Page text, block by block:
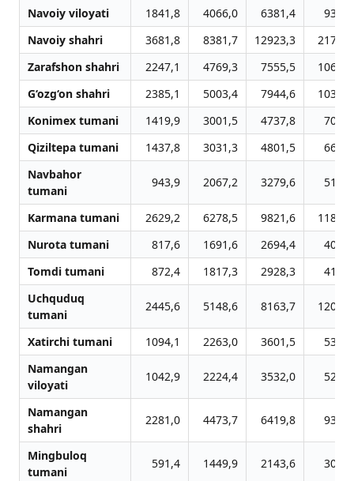
Navoiy viloyati 1841,8 4066,0 6381,4
Navoiy shahri
3681,8 8381,7 12923,3
Zarafshon shahri
2247,1 4769,3 7555,5
G‘ozg‘on shahri
2385,1 5003,4 7944,6
Konimex tumani
1419,9 3001,5 4737,8
Qiziltepa tumani
1437,8 3031,3 4801,5
Navbahor
tumani
943,9 2067,2 3279,6
Karmana tumani 2629,2 6278,5 9821,6
Nurota tumani
817,6 1691,6 2694,4
Tomdi tumani
872,4 1817,3 2928,3
Uchquduq
tumani
2445,6 5148,6 8163,7
Xatirchi tumani 1094,1 2263,0 3601,5
Namangan
viloyati
1042,9 2224,4 3532,0
Namangan
shahri
2281,0 4473,7 6419,8
Mingbuloq
tumani
591,4 1449,9 2143,6